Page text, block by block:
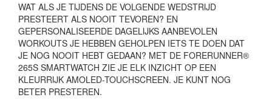
WAT ALS JE TIJDENS DE VOLGENDE WEDSTRIJD
PRESTEERT ALS NOOIT TEVOREN? EN
GEPERSONALISEERDE DAGELIJKS AANBEVOLEN
WORKOUTS JE HEBBEN GEHOLPEN IETS TE DOEN DAT
JE NOG NOOIT HEBT GEDAAN? MET DE FORERUNNER®
265S SMARTWATCH ZIE JE ELK INZICHT OP EEN
KLEURRIJK AMOLED-TOUCHSCREEN. JE KUNT NOG
BETER PRESTEREN.